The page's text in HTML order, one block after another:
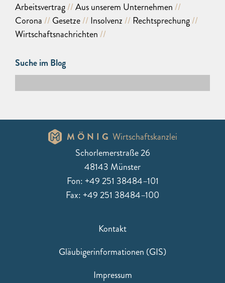
Arbeitsvertrag
Aus unserem Unternehmen
Corona
Gesetze Insolvenz
Rechtsprechung
Wirtschaftsnachrichten
Suche im Blog
MÖNIG Wirtschaftskanzlei
Schorlemerstraße 26
48143 Münster
Fon: +49 251 38484–101
Fax: +49 251 38484–100
Kontakt
Gläubigerinformationen (GIS)
Impressum